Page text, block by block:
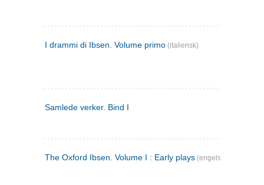
I drammi di Ibsen. Volume primo (italiensk)
Samlede verker. Bind I
The Oxford Ibsen. Volume I : Early plays (engelsk)